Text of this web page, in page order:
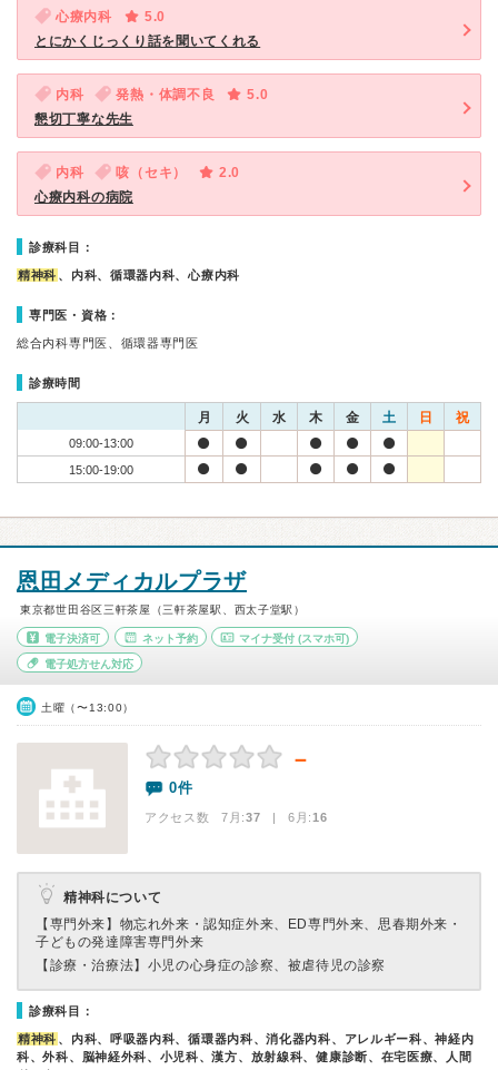
心療内科
5.0
とにかくじっくり話を聞いてくれる
内科 発熱・体調不良
5.0
懇切丁寧な先生
内科 咳（セキ）
2.0
心療内科の病院
診療科目：
精神科 、内科、循環器内科、心療内科
専門医・資格：
総合内科専門医、循環器専門医
診療時間
月 火 水 木 金 土 日 祝
09:00-13:00
15:00-19:00
恩田メディカルプラザ
東京都世田谷区三軒茶屋（三軒茶屋駅、西太子堂駅）
電子決済可 ネット予約 マイナ受付 (スマホ可)
電子処方せん対応
土曜（〜13:00）
－
0件
アクセス数 7月:37 | 6月:16
精神科について
【専門外来】 物忘れ外来・認知症外来、ED専門外来、思春期外来・
子どもの発達障害専門外来
【診療・治療法】 小児の心身症の診察、被虐待児の診察
診療科目：
精神科 、内科、呼吸器内科、循環器内科、消化器内科、アレルギー科、神経内
科、外科、脳神経外科、小児科、漢方、放射線科、健康診断、在宅医療、人間